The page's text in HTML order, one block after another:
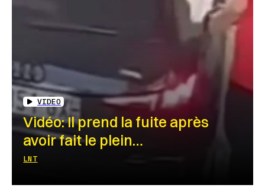
VIDEO
Vidéo: Il prend la fuite après
avoir fait le plein…
LNT